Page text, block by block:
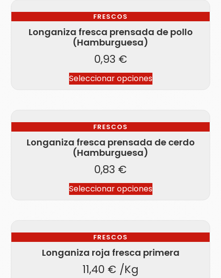
FRESCOS
Longaniza fresca prensada de pollo
(Hamburguesa)
0,93 €
Seleccionar opciones
FRESCOS
Longaniza fresca prensada de cerdo
(Hamburguesa)
0,83 €
Seleccionar opciones
FRESCOS
Longaniza roja fresca primera
11,40 € /Kg